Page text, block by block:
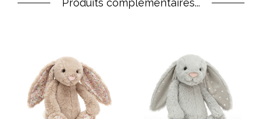
Produits complémentaires...